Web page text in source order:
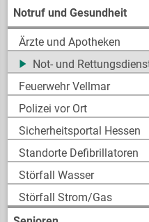
Notruf und Gesundheit
Ärzte und Apotheken
Not- und
Feuerwehr Vellmar
Polizei vor Ort
Sicherheitsportal Hessen
Standorte Defibrillatoren
Störfall Wasser
Störfall Strom/Gas